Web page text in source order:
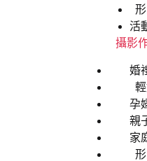
活
攝影
婚
孕
親
家